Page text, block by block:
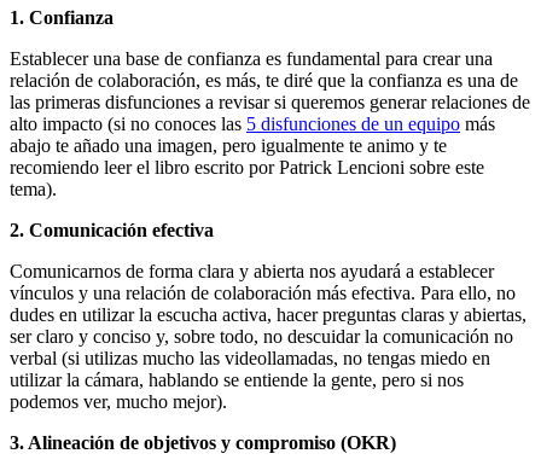
1. Confianza
Establecer una base de confianza es fundamental para crear una
relación de colaboración, es más, te diré que la confianza es una de
las primeras disfunciones a revisar si queremos generar relaciones de
alto impacto (si no conoces las 5 disfunciones de un equipo más
abajo te añado una imagen, pero igualmente te animo y te
recomiendo leer el libro escrito por Patrick Lencioni sobre este
tema).
2. Comunicación efectiva
Comunicarnos de forma clara y abierta nos ayudará a establecer
vínculos y una relación de colaboración más efectiva. Para ello, no
dudes en utilizar la escucha activa, hacer preguntas claras y abiertas,
ser claro y conciso y, sobre todo, no descuidar la comunicación no
verbal (si utilizas mucho las videollamadas, no tengas miedo en
utilizar la cámara, hablando se entiende la gente, pero si nos
podemos ver, mucho mejor).
3. Alineación de objetivos y compromiso (OKR)